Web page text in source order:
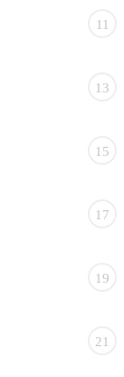
11
13
15
17
19
21